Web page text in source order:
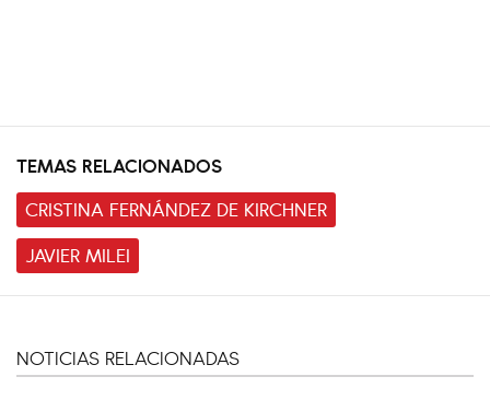
TEMAS RELACIONADOS
CRISTINA FERNÁNDEZ DE KIRCHNER
JAVIER MILEI
NOTICIAS RELACIONADAS